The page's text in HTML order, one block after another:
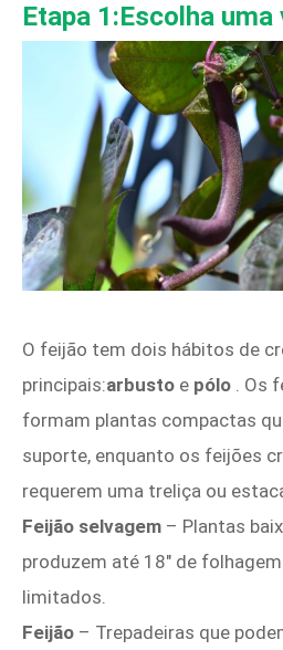
Etapa 1:Escolha
O feijão tem dois hábitos de
principais:arbusto e pólo . Os
formam plantas compactas
suporte, enquanto os feijões
requerem uma treliça ou
Feijão selvagem – Plantas
produzem até 18" de
limitados.
Feijão – Trepadeiras que